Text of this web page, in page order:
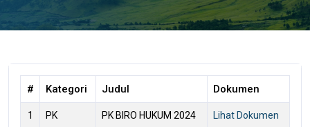
# Kategori Judul Dokumen
1 PK PK BIRO HUKUM 2024 Lihat Dokumen